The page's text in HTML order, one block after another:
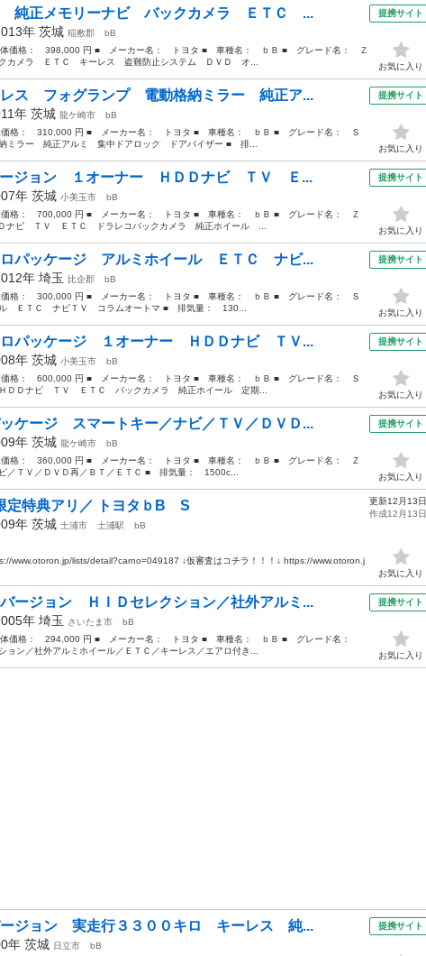
純正メモリーナビ バックカメラ ＥＴＣ ...
年 茨城 稲敷郡
bB
価格： 398,000 円 ■ メーカー名： トヨタ ■ 車種名： ｂＢ ■ グレード名： Ｚ
カメラ ＥＴＣ キーレス 盗難防止システム ＤＶＤ オ...
提携サイト
お気に入り
レス フォグランプ 電動格納ミラー 純正ア...
年 茨城 龍ケ崎市
bB
価格： 310,000 円 ■ メーカー名： トヨタ ■ 車種名： ｂＢ ■ グレード名： Ｓ
ミラー 純正アルミ 集中ドアロック ドアバイザー ■ 排...
提携サイト
お気に入り
ージョン １オーナー ＨＤＤナビ ＴＶ Ｅ...
年 茨城 小美玉市
bB
価格： 700,000 円 ■ メーカー名： トヨタ ■ 車種名： ｂＢ ■ グレード名： Ｚ
ナビ ＴＶ ＥＴＣ ドラレコバックカメラ 純正ホイール ...
提携サイト
お気に入り
ロパッケージ アルミホイール ＥＴＣ ナビ...
年 埼玉 比企郡
bB
価格： 300,000 円 ■ メーカー名： トヨタ ■ 車種名： ｂＢ ■ グレード名： Ｓ
ル ＥＴＣ ナビＴＶ コラムオートマ ■ 排気量： 130...
提携サイト
お気に入り
ロパッケージ １オーナー ＨＤＤナビ ＴＶ...
年 茨城 小美玉市
bB
価格： 600,000 円 ■ メーカー名： トヨタ ■ 車種名： ｂＢ ■ グレード名： Ｓ
ＤＤナビ ＴＶ ＥＴＣ バックカメラ 純正ホイール 定期...
提携サイト
お気に入り
ケージ スマートキー／ナビ／ＴＶ／ＤＶＤ...
年 茨城 龍ケ崎市
bB
価格： 360,000 円 ■ メーカー名： トヨタ ■ 車種名： ｂＢ ■ グレード名： Ｚ
／ＴＶ／ＤＶＤ再／ＢＴ／ＥＴＣ ■ 排気量： 1500c...
提携サイト
お気に入り
定特典アリ／ トヨタｂB S
年 茨城 土浦市 土浦駅
bB
www.otoron.jp/lists/detail?carno=049187 ↓仮審査はコチラ！！！↓ https://www.otoron.j
更新12月13日
作成12月13日
お気に入り
ジョン ＨＩＤセレクション／社外アルミ...
年 埼玉 さいたま市
bB
体価格： 294,000 円 ■ メーカー名： トヨタ ■ 車種名： ｂＢ ■ グレード名：
ン／社外アルミホイール／ＥＴＣ／キーレス／エアロ付き...
提携サイト
お気に入り
ージョン 実走行３３００キロ キーレス 純...
年 茨城 日立市
bB
提携サイト